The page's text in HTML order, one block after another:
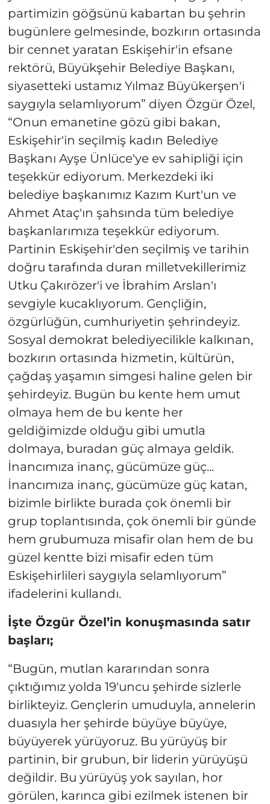
partimizin göğsünü kabartan bu şehrin
bugünlere gelmesinde, bozkırın ortasında
bir cennet yaratan Eskişehir'in efsane
rektörü, Büyükşehir Belediye Başkanı,
siyasetteki ustamız Yılmaz Büyükerşen'i
saygıyla selamlıyorum” diyen Özgür Özel,
“Onun emanetine gözü gibi bakan,
Eskişehir'in seçilmiş kadın Belediye
Başkanı Ayşe Ünlüce'ye ev sahipliği için
teşekkür ediyorum. Merkezdeki iki
belediye başkanımız Kazım Kurt'un ve
Ahmet Ataç'ın şahsında tüm belediye
başkanlarımıza teşekkür ediyorum.
Partinin Eskişehir'den seçilmiş ve tarihin
doğru tarafında duran milletvekillerimiz
Utku Çakırözer'i ve İbrahim Arslan'ı
sevgiyle kucaklıyorum. Gençliğin,
özgürlüğün, cumhuriyetin şehrindeyiz.
Sosyal demokrat belediyecilikle kalkınan,
bozkırın ortasında hizmetin, kültürün,
çağdaş yaşamın simgesi haline gelen bir
şehirdeyiz. Bugün bu kente hem umut
olmaya hem de bu kente her
geldiğimizde olduğu gibi umutla
dolmaya, buradan güç almaya geldik.
İnancımıza inanç, gücümüze güç...
İnancımıza inanç, gücümüze güç katan,
bizimle birlikte burada çok önemli bir
grup toplantısında, çok önemli bir günde
hem grubumuza misafir olan hem de bu
güzel kentte bizi misafir eden tüm
Eskişehirlileri saygıyla selamlıyorum”
ifadelerini kullandı.
İşte Özgür Özel’in konuşmasında satır
başları;
“Bugün, mutlan kararından sonra
çıktığımız yolda 19'uncu şehirde sizlerle
birlikteyiz. Gençlerin umuduyla, annelerin
duasıyla her şehirde büyüye büyüye,
büyüyerek yürüyoruz. Bu yürüyüş bir
partinin, bir grubun, bir liderin yürüyüşü
değildir. Bu yürüyüş yok sayılan, hor
görülen, karınca gibi ezilmek istenen bir